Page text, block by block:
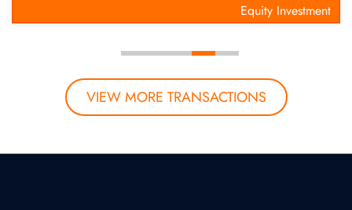
Equity Investment
VIEW MORE TRANSACTIONS